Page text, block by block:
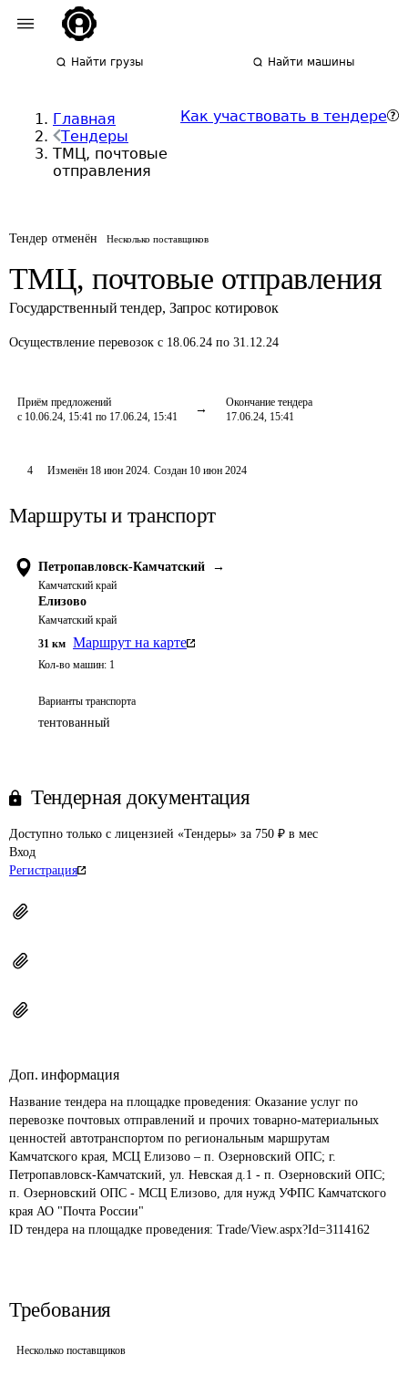
Найти грузы Найти машины
Главная
Тендеры
ТМЦ, почтовые
отправления
Как участвовать в тендере
Тендер отменён Несколько поставщиков
ТМЦ, почтовые отправления
Государственный тендер, Запрос котировок
Осуществление перевозок с 18.06.24 по 31.12.24
Приём предложений
с 10.06.24, 15:41 по 17.06.24, 15:41
Окончание тендера
17.06.24, 15:41
4 Изменён 18 июн 2024. Создан 10 июн 2024
Маршруты и транспорт
Петропавловск-Камчатский →
Камчатский край
Елизово
Камчатский край
31 км Маршрут на карте
Кол-во машин: 1
Варианты транспорта
тентованный
Тендерная документация
Доступно только с лицензией «Тендеры» за 750 ₽ в мес
Вход
Регистрация
Доп. информация
Название тендера на площадке проведения: Оказание услуг по
перевозке почтовых отправлений и прочих товарно-материальных
ценностей автотранспортом по региональным маршрутам
Камчатского края, МСЦ Елизово – п. Озерновский ОПС; г.
Петропавловск-Камчатский, ул. Невская д.1 - п. Озерновский ОПС;
п. Озерновский ОПС - МСЦ Елизово, для нужд УФПС Камчатского
края АО "Почта России"
ID тендера на площадке проведения: Trade/View.aspx?Id=3114162
Требования
Несколько поставщиков